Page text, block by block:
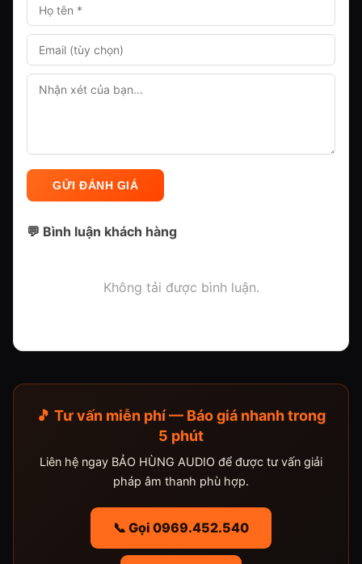
GỬI ĐÁNH GIÁ
💬 Bình luận khách hàng
Không tải được bình luận.
🎵 Tư vấn miễn phí — Báo giá nhanh trong
5 phút
Liên hệ ngay BẢO HÙNG AUDIO để được tư vấn giải
pháp âm thanh phù hợp.
📞 Gọi 0969.452.540